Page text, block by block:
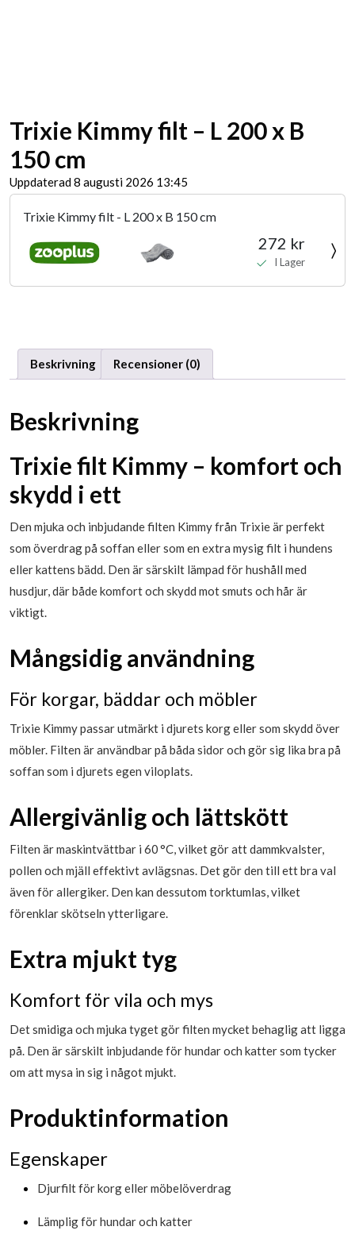
Trixie Kimmy filt – L 200 x B
150 cm
Uppdaterad 8 augusti 2026 13:45
Trixie Kimmy filt - L 200 x B 150 cm
272 kr
I Lager
Beskrivning Recensioner (0)
Beskrivning
Trixie filt Kimmy – komfort och
skydd i ett
Den mjuka och inbjudande filten Kimmy från Trixie är perfekt
som överdrag på soffan eller som en extra mysig filt i hundens
eller kattens bädd. Den är särskilt lämpad för hushåll med
husdjur, där både komfort och skydd mot smuts och hår är
viktigt.
Mångsidig användning
För korgar, bäddar och möbler
Trixie Kimmy passar utmärkt i djurets korg eller som skydd över
möbler. Filten är användbar på båda sidor och gör sig lika bra på
soffan som i djurets egen viloplats.
Allergivänlig och lättskött
Filten är maskintvättbar i 60 °C, vilket gör att dammkvalster,
pollen och mjäll effektivt avlägsnas. Det gör den till ett bra val
även för allergiker. Den kan dessutom torktumlas, vilket
förenklar skötseln ytterligare.
Extra mjukt tyg
Komfort för vila och mys
Det smidiga och mjuka tyget gör filten mycket behaglig att ligga
på. Den är särskilt inbjudande för hundar och katter som tycker
om att mysa in sig i något mjukt.
Produktinformation
Egenskaper
Djurfilt för korg eller möbelöverdrag
Lämplig för hundar och katter